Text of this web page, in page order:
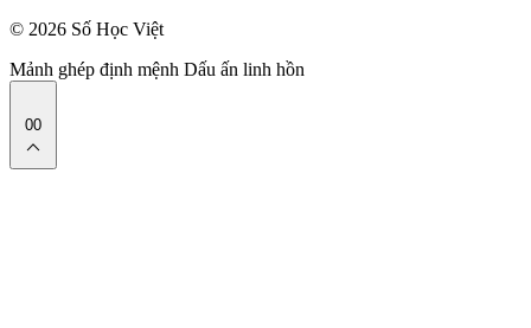
© 2026 Số Học Việt
Mảnh ghép định mệnh Dấu ấn linh hồn
00
expand_less